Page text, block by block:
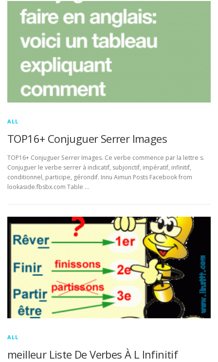
ALL
TOP16+ Conjuguer Serrer Images
TOP16+ Conjuguer Serrer Images. Ce verbe commence par la lettre s.
Conjuguer le verbe serrer à indicatif, subjonctif, impératif, infinitif,
conditionnel, participe, gérondif. Innu Aimun Posts Facebook from
lookaside.fbsbx.com Table …
ALL
meilleur Liste De Verbes À L Infinitif